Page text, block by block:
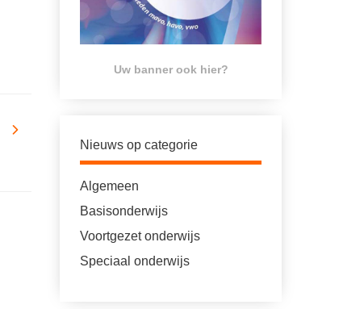
Uw banner ook hier?
Nieuws op categorie
Algemeen
Basisonderwijs
Voortgezet onderwijs
Speciaal onderwijs